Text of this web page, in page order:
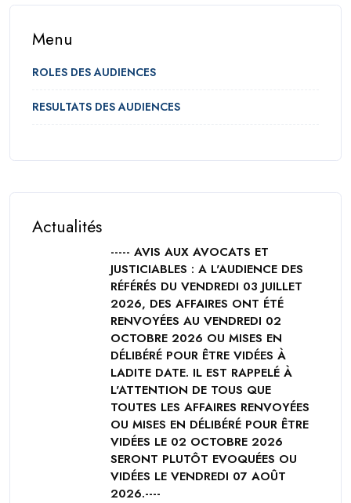
Menu
ROLES DES AUDIENCES
RESULTATS DES AUDIENCES
Actualités
----- AVIS AUX AVOCATS ET
JUSTICIABLES : A L'AUDIENCE DES
RÉFÉRÉS DU VENDREDI 03 JUILLET
2026, DES AFFAIRES ONT ÉTÉ
RENVOYÉES AU VENDREDI 02
OCTOBRE 2026 OU MISES EN
DÉLIBÉRÉ POUR ÊTRE VIDÉES À
LADITE DATE. IL EST RAPPELÉ À
L'ATTENTION DE TOUS QUE
TOUTES LES AFFAIRES RENVOYÉES
OU MISES EN DÉLIBÉRÉ POUR ÊTRE
VIDÉES LE 02 OCTOBRE 2026
SERONT PLUTÔT EVOQUÉES OU
VIDÉES LE VENDREDI 07 AOÛT
2026.----